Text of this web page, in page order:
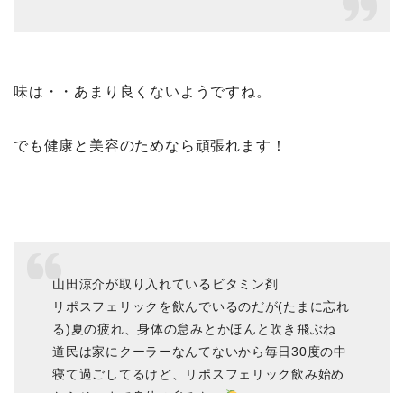
味は・・あまり良くないようですね。
でも健康と美容のためなら頑張れます！
山田涼介が取り入れているビタミン剤
リポスフェリックを飲んでいるのだが(たまに忘れ
る)夏の疲れ、身体の怠みとかほんと吹き飛ぶね
道民は家にクーラーなんてないから毎日30度の中
寝て過ごしてるけど、リポスフェリック飲み始め